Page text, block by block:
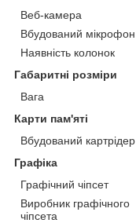
Веб-камера
Вбудований мікрофон
Наявність колонок
Габаритні розміри
Вага
Карти пам'яті
Вбудований картрідер
Графіка
Графічний чіпсет
Виробник графічного
чіпсета